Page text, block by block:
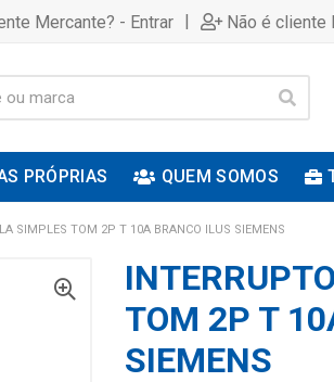
Mercante? - Entrar | Não é cliente
PRÓPRIAS QUEM SOMOS
SIMPLES TOM 2P T 10A BRANCO ILUS SIEMENS
TOM 2P T
SIEMENS